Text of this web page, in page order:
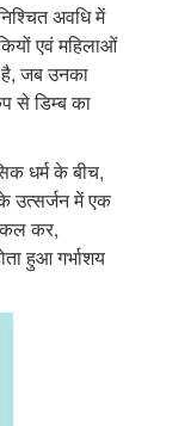
अवधि में
एवं महिलाओं
जब उनका
से डिम्ब का
धर्म के बीच,
के उत्सर्जन में एक
कर,
हुआ गर्भाशय